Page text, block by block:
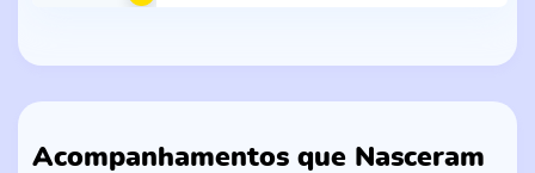
Acompanhamentos que Nasceram